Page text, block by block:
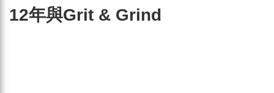
12年與Grit & Grind